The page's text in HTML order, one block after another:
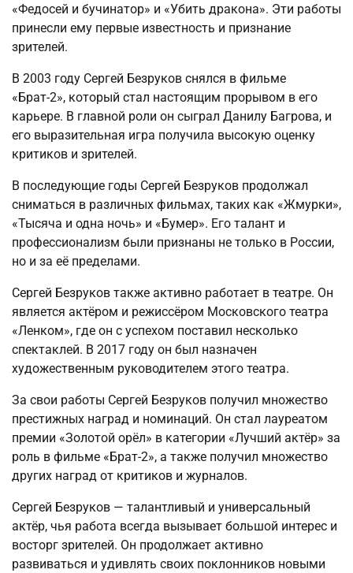
«Федосей и бучинатор» и «Убить дракона». Эти работы
принесли ему первые известность и признание
зрителей.
В 2003 году Сергей Безруков снялся в фильме
«Брат-2», который стал настоящим прорывом в его
карьере. В главной роли он сыграл Данилу Багрова, и
его выразительная игра получила высокую оценку
критиков и зрителей.
В последующие годы Сергей Безруков продолжал
сниматься в различных фильмах, таких как «Жмурки»,
«Тысяча и одна ночь» и «Бумер». Его талант и
профессионализм были признаны не только в России,
но и за её пределами.
Сергей Безруков также активно работает в театре. Он
является актёром и режиссёром Московского театра
«Ленком», где он с успехом поставил несколько
спектаклей. В 2017 году он был назначен
художественным руководителем этого театра.
За свои работы Сергей Безруков получил множество
престижных наград и номинаций. Он стал лауреатом
премии «Золотой орёл» в категории «Лучший актёр» за
роль в фильме «Брат-2», а также получил множество
других наград от критиков и журналов.
Сергей Безруков — талантливый и универсальный
актёр, чья работа всегда вызывает большой интерес и
восторг зрителей. Он продолжает активно
развиваться и удивлять своих поклонников новыми